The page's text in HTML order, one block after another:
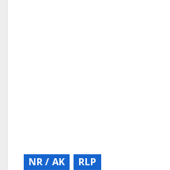
NR / AK RLP